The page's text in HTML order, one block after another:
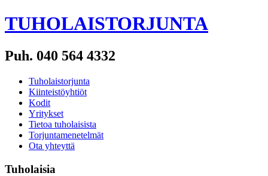
TUHOLAISTORJUNTA
Puh. 040 564 4332
Tuholaistorjunta
Kiinteistöyhtiöt
Kodit
Yritykset
Tietoa tuholaisista
Torjuntamenetelmät
Ota yhteyttä
Tuholaisia